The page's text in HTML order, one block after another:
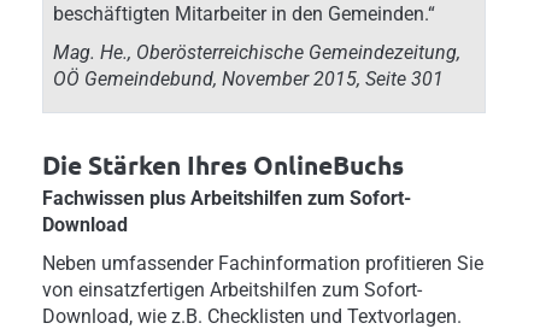
beschäftigten Mitarbeiter in den Gemeinden.“
Mag. He., Oberösterreichische Gemeindezeitung,
OÖ Gemeindebund, November 2015, Seite 301
Die Stärken Ihres OnlineBuchs
Fachwissen plus Arbeitshilfen zum Sofort-
Download
Neben umfassender Fachinformation profitieren Sie
von einsatzfertigen Arbeitshilfen zum Sofort-
Download, wie z.B. Checklisten und Textvorlagen.